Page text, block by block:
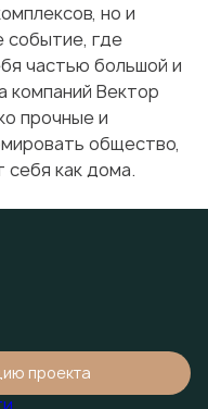
но и
событие, где
частью большой и
компаний Вектор
прочные и
общество,
как дома.
проекта